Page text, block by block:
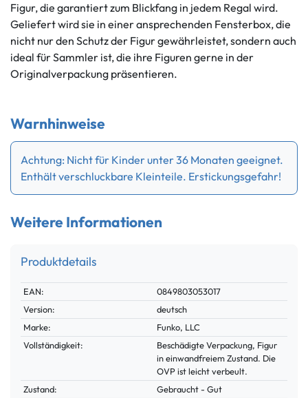
Figur, die garantiert zum Blickfang in jedem Regal wird.
Geliefert wird sie in einer ansprechenden Fensterbox, die
nicht nur den Schutz der Figur gewährleistet, sondern auch
ideal für Sammler ist, die ihre Figuren gerne in der
Originalverpackung präsentieren.
Warnhinweise
Achtung: Nicht für Kinder unter 36 Monaten geeignet.
Enthält verschluckbare Kleinteile. Erstickungsgefahr!
Weitere Informationen
Produktdetails
Technisches
Merkmal
Wert
EAN:
0849803053017
Version:
deutsch
Marke:
Funko, LLC
Vollständigkeit:
Beschädigte Verpackung, Figur
in einwandfreiem Zustand. Die
OVP ist leicht verbeult.
Zustand:
Gebraucht - Gut